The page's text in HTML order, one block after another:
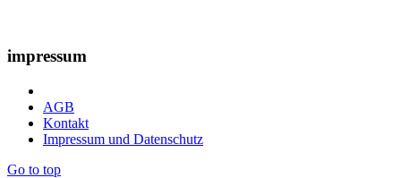
impressum
AGB
Kontakt
Impressum und Datenschutz
Go to top